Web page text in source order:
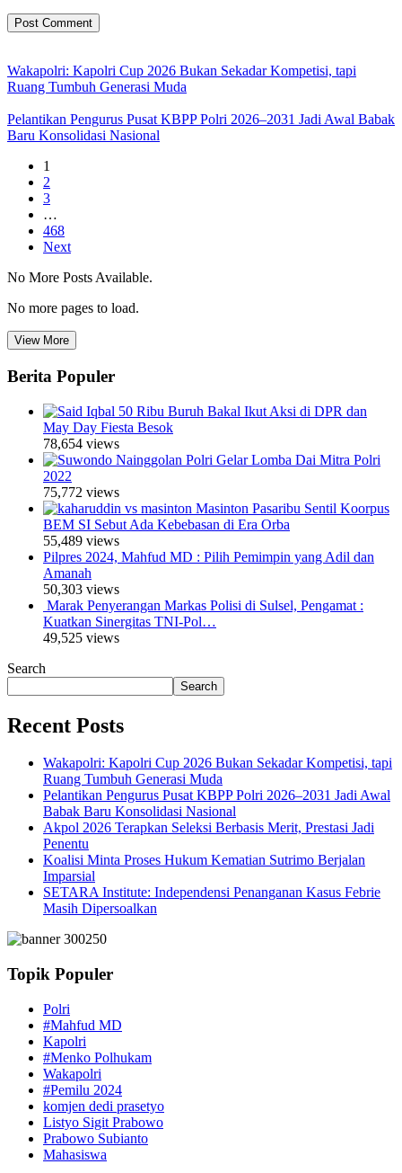
Wakapolri: Kapolri Cup 2026 Bukan Sekadar Kompetisi, tapi
Ruang Tumbuh Generasi Muda
Pelantikan Pengurus Pusat KBPP Polri 2026–2031 Jadi Awal Babak
Baru Konsolidasi Nasional
1
2
3
…
468
Next
No More Posts Available.
No more pages to load.
View More
Berita Populer
50 Ribu Buruh Bakal Ikut Aksi di DPR dan
May Day Fiesta Besok
78,654 views
Polri Gelar Lomba Dai Mitra Polri
2022
75,772 views
Masinton Pasaribu Sentil Koorpus
BEM SI Sebut Ada Kebebasan di Era Orba
55,489 views
Pilpres 2024, Mahfud MD : Pilih Pemimpin yang Adil dan
Amanah
50,303 views
Marak Penyerangan Markas Polisi di Sulsel, Pengamat :
Kuatkan Sinergitas TNI-Pol…
49,525 views
Search
Search
Recent Posts
Wakapolri: Kapolri Cup 2026 Bukan Sekadar Kompetisi, tapi
Ruang Tumbuh Generasi Muda
Pelantikan Pengurus Pusat KBPP Polri 2026–2031 Jadi Awal
Babak Baru Konsolidasi Nasional
Akpol 2026 Terapkan Seleksi Berbasis Merit, Prestasi Jadi
Penentu
Koalisi Minta Proses Hukum Kematian Sutrimo Berjalan
Imparsial
SETARA Institute: Independensi Penanganan Kasus Febrie
Masih Dipersoalkan
Topik Populer
Polri
#Mahfud MD
Kapolri
#Menko Polhukam
Wakapolri
#Pemilu 2024
komjen dedi prasetyo
Listyo Sigit Prabowo
Prabowo Subianto
Mahasiswa